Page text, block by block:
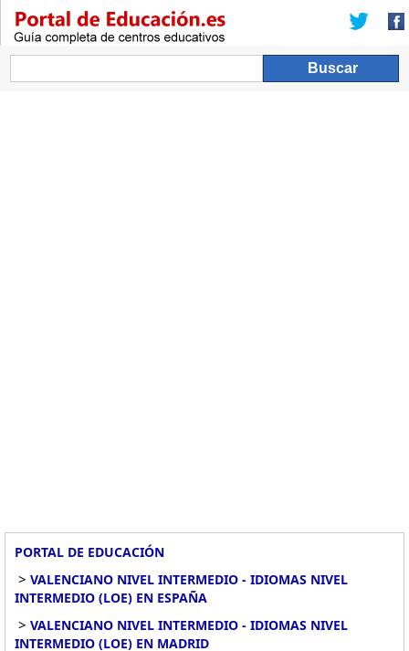
PORTAL DE EDUCACIÓN
> VALENCIANO NIVEL INTERMEDIO - IDIOMAS NIVEL
INTERMEDIO (LOE) EN ESPAÑA
> VALENCIANO NIVEL INTERMEDIO - IDIOMAS NIVEL
INTERMEDIO (LOE) EN MADRID